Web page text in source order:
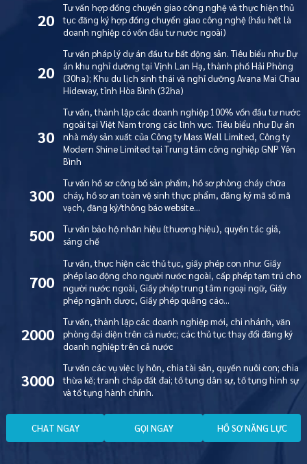
20
Tư vấn hợp đồng chuyển giao công nghệ và thực hiện thủ
tục đăng ký hợp đồng chuyển giao công nghệ (hầu hết là
doanh nghiệp có vốn đầu tư nước ngoài)
20
Tư vấn pháp lý dự án đầu tư bất động sản. Tiêu biểu như Dự
án khu nghỉ dưỡng tại Vịnh Lan Hạ, thành phố Hải Phòng
(30ha); Khu du lịch sinh thái và nghỉ dưỡng Avana Mai Chau
Hideway, tỉnh Hòa Bình (32ha)
30
Tư vấn, thành lập các doanh nghiệp 100% vốn đầu tư nước
ngoài tại Việt Nam trong các lĩnh vực. Tiêu biểu như Dự án
nhà máy sản xuất của Công ty Mass Well Limited, Công ty
Modern Shine Limited tại Trung tâm công nghiệp GNP Yên
Bình
300
Tư vấn hồ sơ công bố sản phẩm, hồ sơ phòng cháy chữa
cháy, hồ sơ an toàn vệ sinh thực phẩm, đăng ký mã số mã
vạch, đăng ký/thông báo website…
500
Tư vấn bảo hộ nhãn hiệu (thương hiệu), quyền tác giả,
sáng chế
700
Tư vấn, thực hiện các thủ tục, giấy phép con như: Giấy
phép lao động cho người nước ngoài, cấp phép tạm trú cho
người nước ngoài, Giấy phép trung tâm ngoại ngữ, Giấy
phép ngành dược, Giấy phép quảng cáo…
2000
Tư vấn, thành lập các doanh nghiệp mới, chi nhánh, văn
phòng đại diện trên cả nước; các thủ tục thay đổi đăng ký
doanh nghiệp trên cả nước
3000
Tư vấn các vụ việc ly hôn, chia tài sản, quyền nuôi con; chia
thừa kế; tranh chấp đất đai; tố tụng dân sự, tố tụng hình sự
và tố tụng hành chính.
CHAT NGAY GỌI NGAY HỒ SƠ NĂNG LỰC